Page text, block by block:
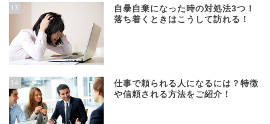
13
自暴自棄になった時の対処法3つ！
落ち着くときはこうして訪れる！
14
仕事で頼られる人になるには？特徴
や信頼される方法をご紹介！